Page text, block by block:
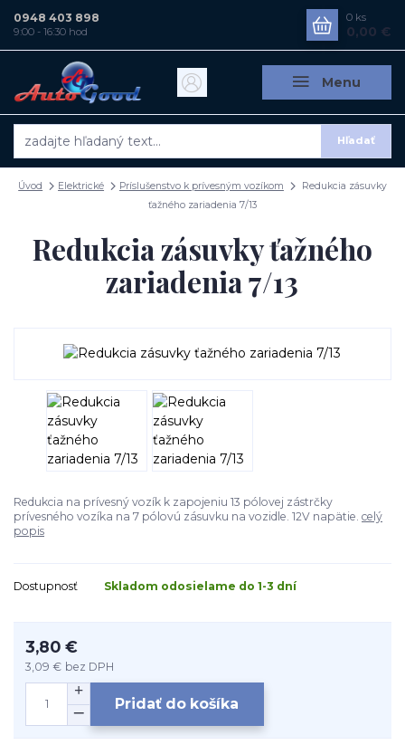
Menu
Hľadať
0948 403 898
9:00 - 16:30 hod
0 ks
0,00 €
Úvod Elektrické Príslušenstvo k prívesným vozíkom
Redukcia zásuvky
ťažného zariadenia 7/13
Redukcia zásuvky ťažného
zariadenia 7/13
Redukcia na prívesný vozík k zapojeniu 13 pólovej zástrčky
prívesného vozíka na 7 pólovú zásuvku na vozidle. 12V napätie. celý
popis
Dostupnosť Skladom odosielame do 1-3 dní
3,80 €
3,09 € bez DPH
Pridať do košíka